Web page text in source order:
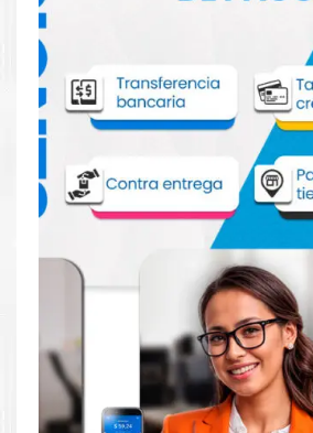
Comprar Tóner hp 87a
impresora HP M631 632
Aprovecha nuestra experiencia y
productos. Tenemos promociones
visítanos hoy para encontrar la
impresoraHP, como laTóner hp 87a
HP LaserJet M631, M632, M633, M607,
Dónde comprar toner para
M631 632 en Lima o para
Tienda autorizada por HP. Descubre
abastecerte deTóner hp 87a negro